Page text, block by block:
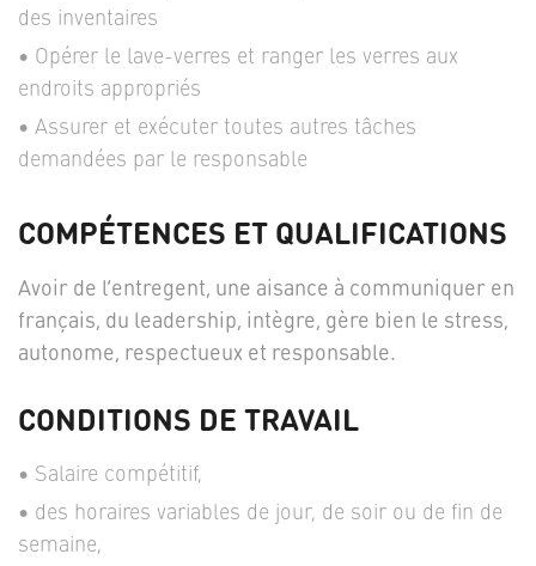
des inventaires
Opérer le lave-verres et ranger les verres aux
endroits appropriés
Assurer et exécuter toutes autres tâches
demandées par le responsable
COMPÉTENCES ET QUALIFICATIONS
Avoir de l’entregent, une aisance à communiquer en
français, du leadership, intègre, gère bien le stress,
autonome, respectueux et responsable.
CONDITIONS DE TRAVAIL
Salaire compétitif,
des horaires variables de jour, de soir ou de fin de
semaine,